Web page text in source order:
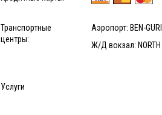
Транспортные
центры:
Аэропорт: BEN-
Ж/Д вокзал: NORTH
Услуги